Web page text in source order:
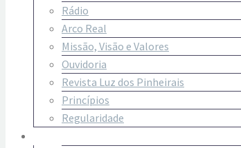
Rádio
Arco Real
Missão, Visão e Valores
Ouvidoria
Revista Luz dos Pinheirais
Princípios
Regularidade